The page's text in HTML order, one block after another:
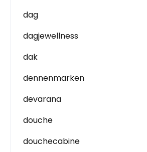
dag
dagjewellness
dak
dennenmarken
devarana
douche
douchecabine